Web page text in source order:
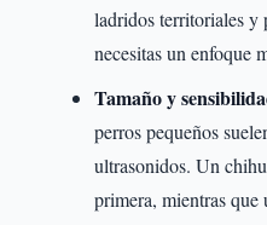
ladridos territoriales y
necesitas un enfoque
Tamaño y
perros pequeños
ultrasonidos. Un
primera, mientras que